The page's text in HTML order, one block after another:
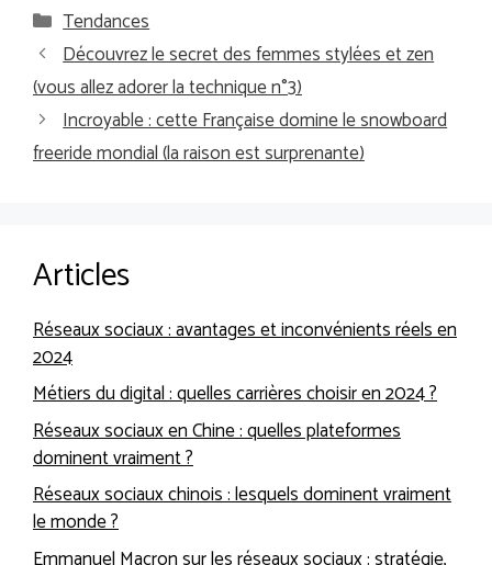
Catégories
Tendances
Découvrez le secret des femmes stylées et zen
(vous allez adorer la technique n°3)
Incroyable : cette Française domine le snowboard
freeride mondial (la raison est surprenante)
Articles
Réseaux sociaux : avantages et inconvénients réels en
2024
Métiers du digital : quelles carrières choisir en 2024 ?
Réseaux sociaux en Chine : quelles plateformes
dominent vraiment ?
Réseaux sociaux chinois : lesquels dominent vraiment
le monde ?